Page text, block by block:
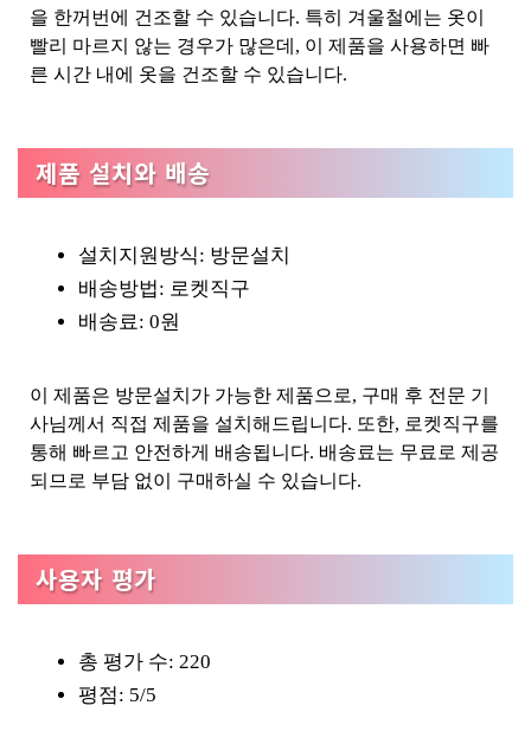
을 한꺼번에 건조할 수 있습니다. 특히 겨울철에는 옷이
빨리 마르지 않는 경우가 많은데, 이 제품을 사용하면 빠
른 시간 내에 옷을 건조할 수 있습니다.
제품 설치와 배송
설치지원방식: 방문설치
배송방법: 로켓직구
배송료: 0원
이 제품은 방문설치가 가능한 제품으로, 구매 후 전문 기
사님께서 직접 제품을 설치해드립니다. 또한, 로켓직구를
통해 빠르고 안전하게 배송됩니다. 배송료는 무료로 제공
되므로 부담 없이 구매하실 수 있습니다.
사용자 평가
총 평가 수: 220
평점: 5/5